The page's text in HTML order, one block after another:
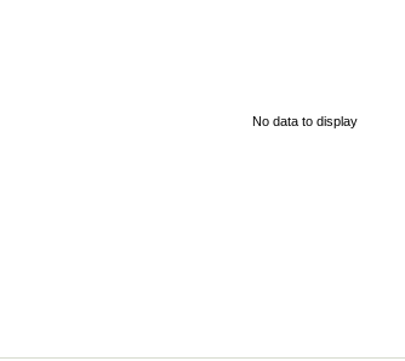
No data to display